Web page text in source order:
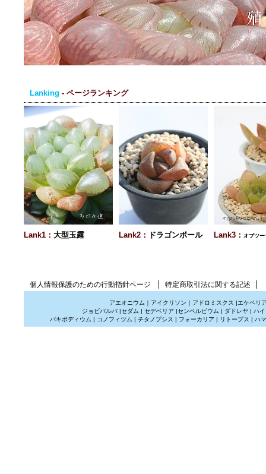
Lanking - ページランキング
Lank1： 大型玉露 Lank2： ドラゴンボール Lank3： オブツー
アエオニウム ｜ アイクリソン ｜ アドロミスクス |エケベリ
ジョビバルバ |セダム | セデベリア |センペルビウム | ダドレヤ | ハ
パキポディウム | コノフィツム | チタノプシス | フォーカリア | リトープス | ハ
個人情報保護のための行動指針ページ 特定商取引法に関する記述